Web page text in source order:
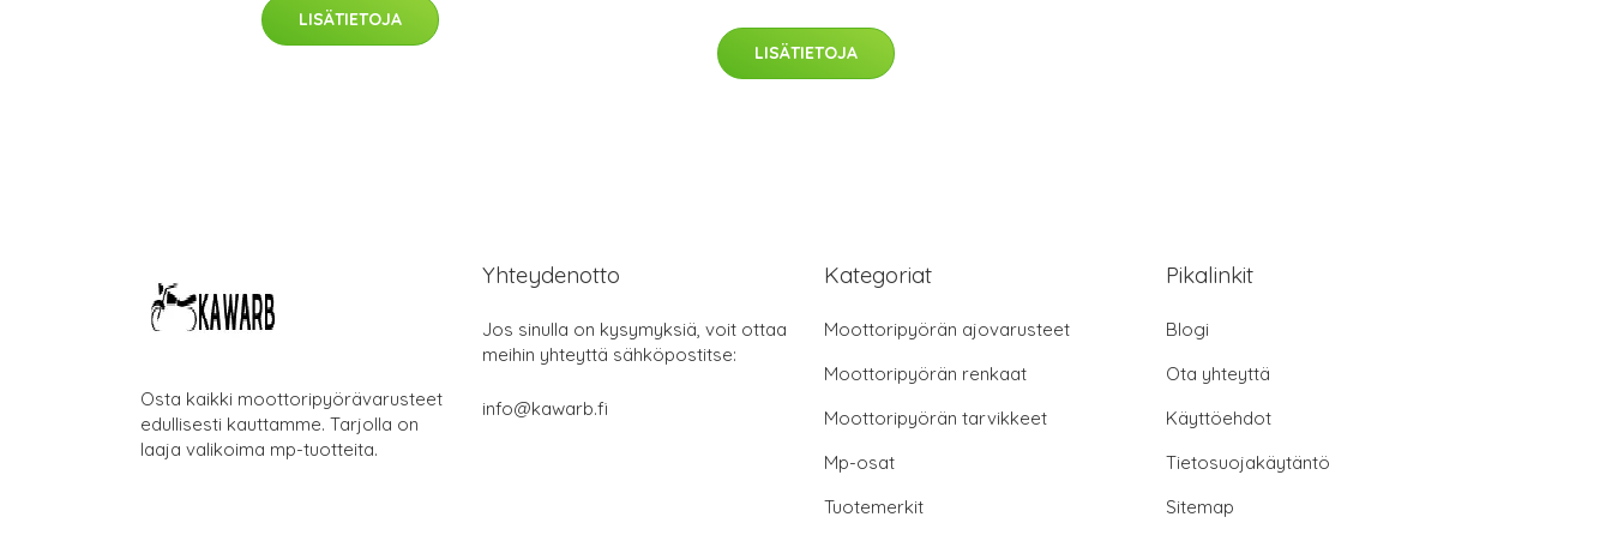
LISÄTIETOJA
LISÄTIETOJA
Osta kaikki moottoripyörävarusteet
edullisesti kauttamme. Tarjolla on
laaja valikoima mp-tuotteita.
Yhteydenotto
Jos sinulla on kysymyksiä, voit ottaa
meihin yhteyttä sähköpostitse:
info@kawarb.fi
Kategoriat
Moottoripyörän ajovarusteet
Moottoripyörän renkaat
Moottoripyörän tarvikkeet
Mp-osat
Tuotemerkit
Pikalinkit
Blogi
Ota yhteyttä
Käyttöehdot
Tietosuojakäytäntö
Sitemap